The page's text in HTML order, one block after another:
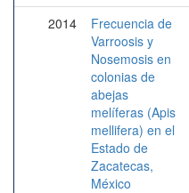
2014
Frecuencia de
Varroosis y
Nosemosis en
colonias de
abejas
melíferas (Apis
mellifera) en el
Estado de
Zacatecas,
México